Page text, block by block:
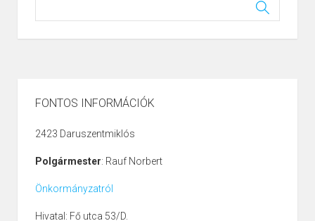
FONTOS INFORMÁCIÓK
2423 Daruszentmiklós
Polgármester: Rauf Norbert
Önkormányzatról
Hivatal: Fő utca 53/D.